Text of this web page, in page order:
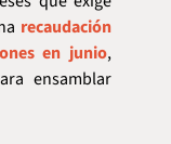
recaudación
en junio,
ensamblar